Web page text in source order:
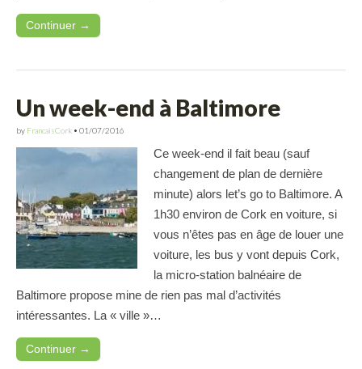
Continuer →
Un week-end à Baltimore
by FrancaisCork • 01/07/2016
Ce week-end il fait beau (sauf
changement de plan de dernière
minute) alors let’s go to Baltimore. A
1h30 environ de Cork en voiture, si
vous n’êtes pas en âge de louer une
voiture, les bus y vont depuis Cork,
la micro-station balnéaire de
Baltimore propose mine de rien pas mal d’activités
intéressantes. La « ville »…
Continuer →